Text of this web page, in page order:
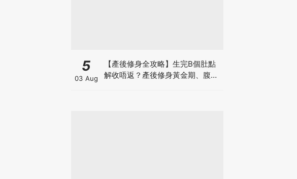
5
03 Aug
【產後修身全攻略】生完B個肚點
解收唔返？產後修身黃金期、腹直